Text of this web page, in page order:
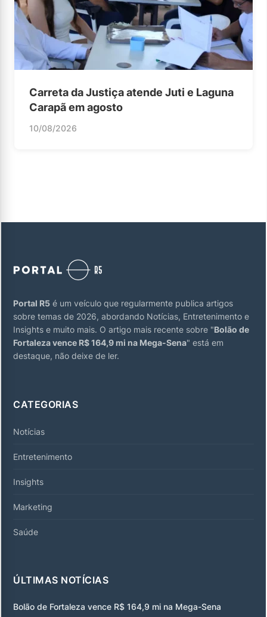
Carreta da Justiça atende Juti e Laguna
Carapã em agosto
10/08/2026
Portal R5 é um veículo que regularmente publica artigos
sobre temas de 2026, abordando Notícias, Entretenimento e
Insights e muito mais. O artigo mais recente sobre "Bolão de
Fortaleza vence R$ 164,9 mi na Mega-Sena" está em
destaque, não deixe de ler.
CATEGORIAS
Notícias
Entretenimento
Insights
Marketing
Saúde
ÚLTIMAS NOTÍCIAS
Bolão de Fortaleza vence R$ 164,9 mi na Mega-Sena